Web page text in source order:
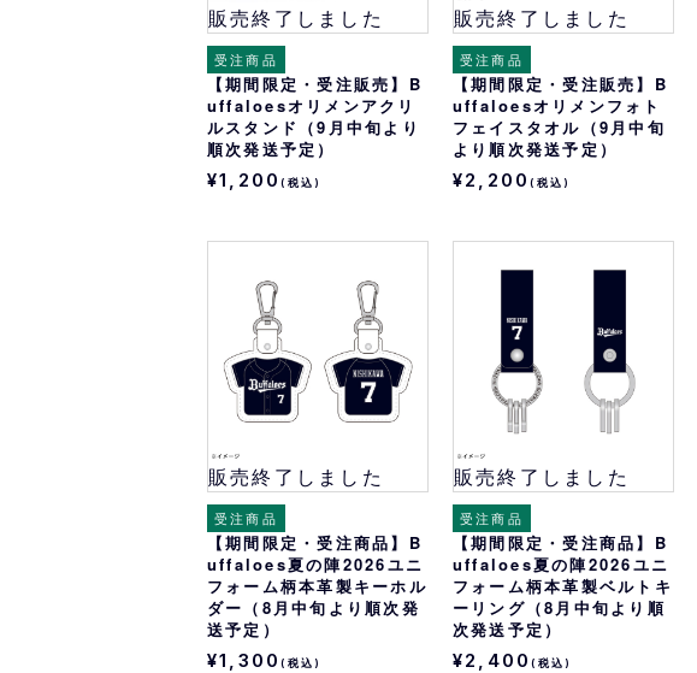
販売終了しました
受注商品
【期間限定・受注販売】B
uffaloesオリメンアクリ
ルスタンド（9月中旬より
順次発送予定）
¥1,200(税込)
販売終了しました
受注商品
【期間限定・受注販売】B
uffaloesオリメンフォト
フェイスタオル（9月中旬
より順次発送予定）
¥2,200(税込)
販売終了しました
受注商品
【期間限定・受注商品】B
uffaloes夏の陣2026ユニ
フォーム柄本革製キーホル
ダー（8月中旬より順次発
送予定）
¥1,300(税込)
販売終了しました
受注商品
【期間限定・受注商品】B
uffaloes夏の陣2026ユニ
フォーム柄本革製ベルトキ
ーリング（8月中旬より順
次発送予定）
¥2,400(税込)